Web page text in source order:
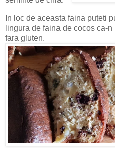
In loc de aceasta faina puteti
lingura de faina de cocos ca-
fara gluten.